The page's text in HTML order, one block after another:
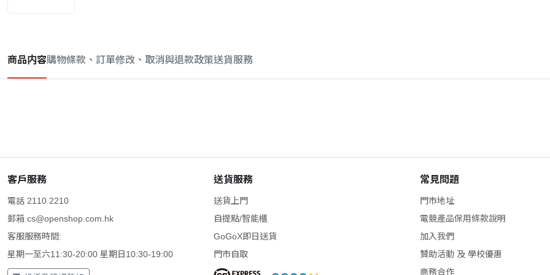
商品内容購物條款、訂單修改、取消與退款政策送貨服務
客戶服務
電話 2110 2210
郵箱 cs@openshop.com.hk
客服服務時間:
星期一至六11:30-20:00 星期日10:30-19:00
送貨服務
送貨上門
自提點/智能櫃
GoGoX即日送貨
門市自取
常見問題
門市地址
電競產品保用條款說明
加入我們
贊助活動 及 學校優惠
商務合作